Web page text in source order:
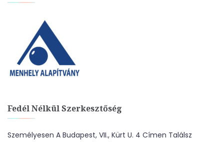
Fedél Nélkül Szerkesztőség
Személyesen A Budapest, VII., Kürt U. 4 Címen Találsz